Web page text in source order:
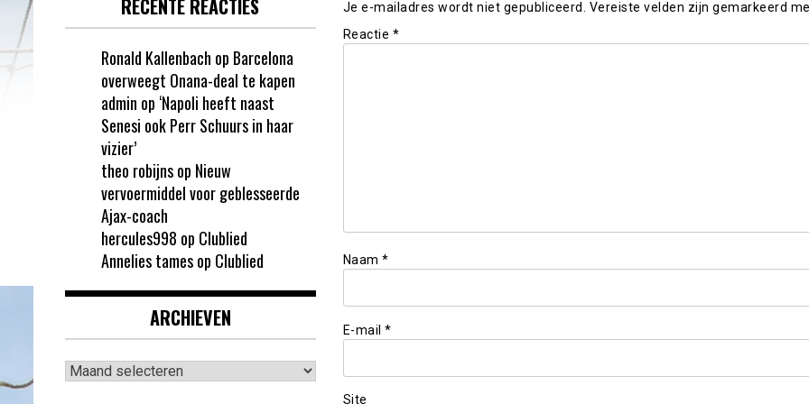
Je e-mailadres wordt niet gepubliceerd.
Vereiste velden zijn gemarkeerd
Reactie *
Naam *
E-mail *
Site
RECENTE REACTIES
Ronald Kallenbach op Barcelona
overweegt Onana-deal te kapen
admin op ‘Napoli heeft naast
Senesi ook Perr Schuurs in haar
vizier’
theo robijnsop Nieuw
vervoermiddel voor geblesseerde
Ajax-coach
hercules998 op Clublied
Annelies tamesop Clublied
ARCHIEVEN
Archieven